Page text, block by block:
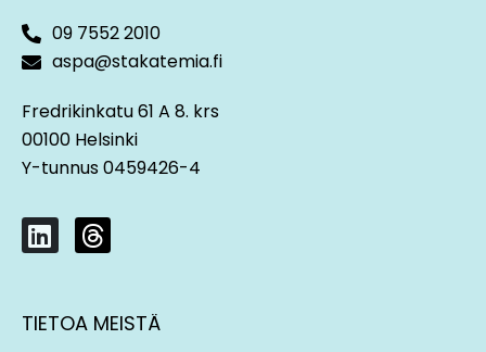
09 7552 2010
aspa@stakatemia.fi
Fredrikinkatu 61 A 8. krs
00100 Helsinki
Y-tunnus 0459426-4
L
i
k
e
T
h
e
a
TIETOA MEISTÄ